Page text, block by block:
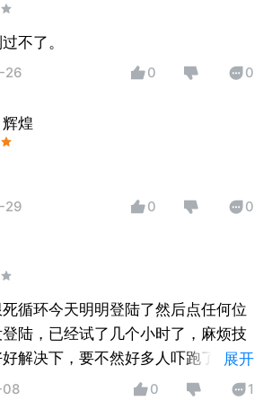
不了。
26 0 0
辉煌
29 0 0
循环今天明明登陆了然后点任何位
陆，已经试了几个小时了，麻烦技
解决下，要不然好多人吓跑了啊，
推广了
展开
0 1